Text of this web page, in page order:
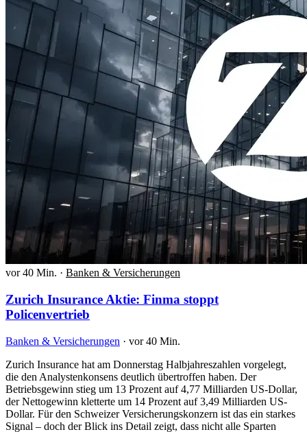
vor 40 Min. · Banken & Versicherungen
Zurich Insurance Aktie: Finma stoppt
Policenvertrieb
Banken & Versicherungen · vor 40 Min.
Zurich Insurance hat am Donnerstag Halbjahreszahlen vorgelegt,
die den Analystenkonsens deutlich übertroffen haben. Der
Betriebsgewinn stieg um 13 Prozent auf 4,77 Milliarden US-Dollar,
der Nettogewinn kletterte um 14 Prozent auf 3,49 Milliarden US-
Dollar. Für den Schweizer Versicherungskonzern ist das ein starkes
Signal – doch der Blick ins Detail zeigt, dass nicht alle Sparten